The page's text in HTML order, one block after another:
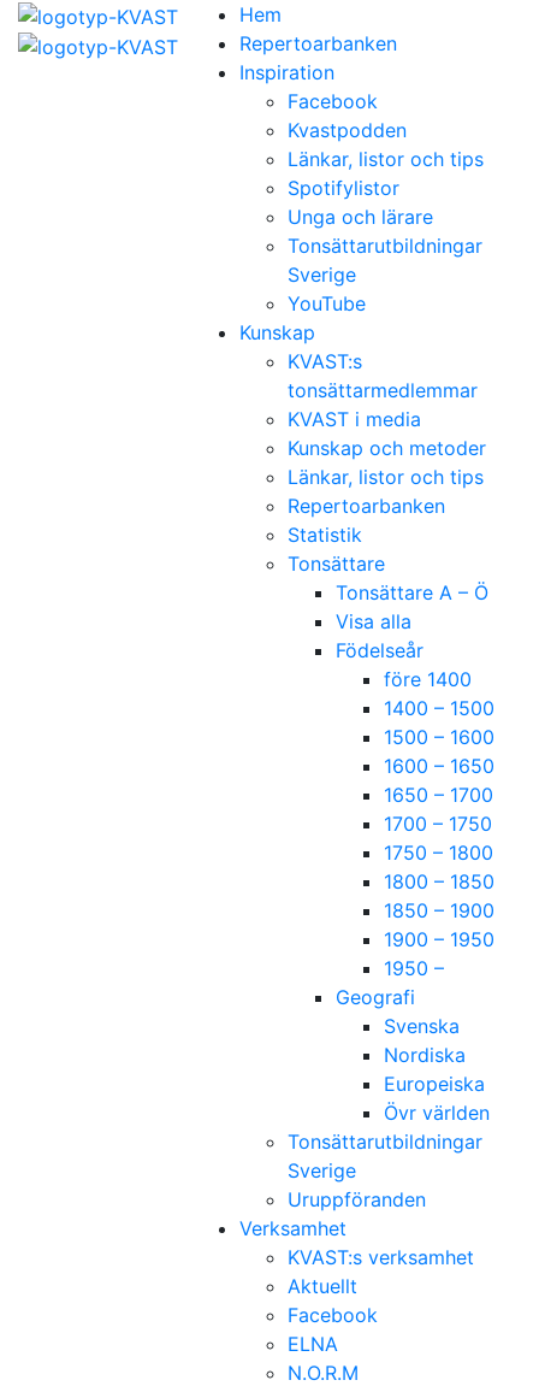
Hem
Repertoarbanken
Inspiration
Facebook
Kvastpodden
Länkar, listor och tips
Spotifylistor
Unga och lärare
Tonsättarutbildningar
Sverige
YouTube
Kunskap
KVAST:s
tonsättarmedlemmar
KVAST i media
Kunskap och metoder
Länkar, listor och tips
Repertoarbanken
Statistik
Tonsättare
Tonsättare A – Ö
Visa alla
Födelseår
före 1400
1400 – 1500
1500 – 1600
1600 – 1650
1650 – 1700
1700 – 1750
1750 – 1800
1800 – 1850
1850 – 1900
1900 – 1950
1950 –
Geografi
Svenska
Nordiska
Europeiska
Övr världen
Tonsättarutbildningar
Sverige
Uruppföranden
Verksamhet
KVAST:s verksamhet
Aktuellt
Facebook
ELNA
N.O.R.M